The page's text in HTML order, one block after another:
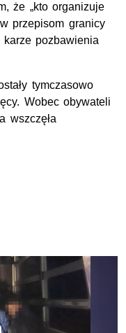
że „kto organizuje
przepisom granicy
pozbawienia
tymczasowo
Wobec obywateli
wszczęła